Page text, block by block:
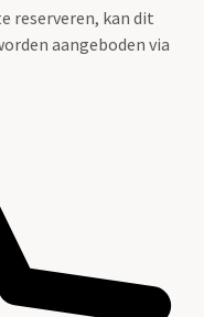
reserveren, kan dit
aangeboden via